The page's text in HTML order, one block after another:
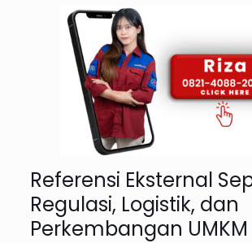
Referensi Eksternal
Regulasi, Logistik, dan
Perkembangan UMKM